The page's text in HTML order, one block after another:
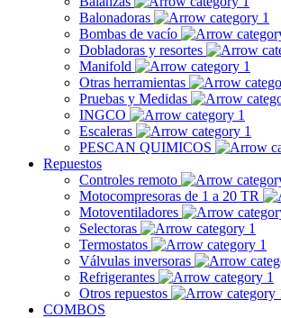
Balonadoras
Bombas de vacío
Dobladoras y resortes
Manifold
Otras herramientas
Pruebas y Medidas
INGCO
Escaleras
PESCAN QUIMICOS
Repuestos
Controles remoto
Motocompresoras de 1 a 20 TR
Motoventiladores
Selectoras
Termostatos
Válvulas inversoras
Refrigerantes
Otros repuestos
COMBOS